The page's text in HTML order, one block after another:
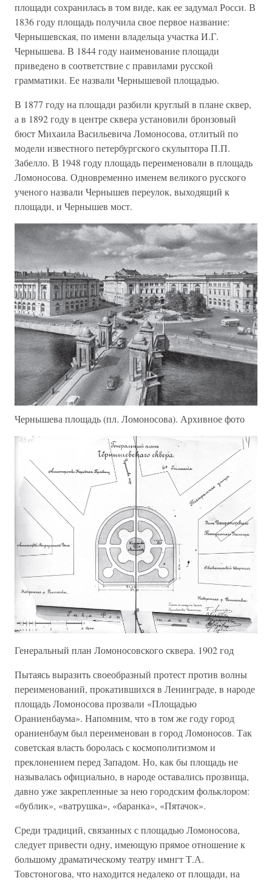
площади сохранилась в том виде, как ее задумал Росси. В
1836 году площадь получила свое первое название:
Чернышевская, по имени владельца участка И.Г.
Чернышева. В 1844 году наименование площади
приведено в соответствие с правилами русской
грамматики. Ее назвали Чернышевой площадью.
В 1877 году на площади разбили круглый в плане сквер,
а в 1892 году в центре сквера установили бронзовый
бюст Михаила Васильевича Ломоносова, отлитый по
модели известного петербургского скульптора П.П.
Забелло. В 1948 году площадь переименовали в площадь
Ломоносова. Одновременно именем великого русского
ученого назвали Чернышев переулок, выходящий к
площади, и Чернышев мост.
Чернышева площадь (пл. Ломоносова). Архивное фото
Генеральный план Ломоносовского сквера. 1902 год
Пытаясь выразить своеобразный протест против волны
переименований, прокатившихся в Ленинграде, в народе
площадь Ломоносова прозвали «Площадью
Ораниенбаума». Напомним, что в том же году город
ораниенбаум был переименован в город Ломоносов. Так
советская власть боролась с космополитизмом и
преклонением перед Западом. Но, как бы площадь не
называлась официально, в народе оставались прозвища,
давно уже закрепленные за нею городским фольклором:
«бублик», «ватрушка», «баранка», «Пятачок».
Среди традиций, связанных с площадью Ломоносова,
следует привести одну, имеющую прямое отношение к
большому драматическому театру имнгт Т.А.
Товстоногова, что находится недалеко от площади, на